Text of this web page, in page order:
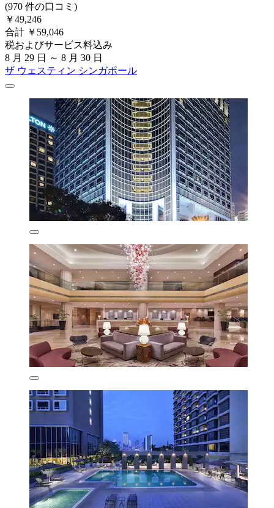
(970 件の口コミ)
￥49,246
合計 ￥59,046
税およびサービス料込み
8 月 29 日 ～ 8 月 30 日
ザ ウェスティン シンガポール